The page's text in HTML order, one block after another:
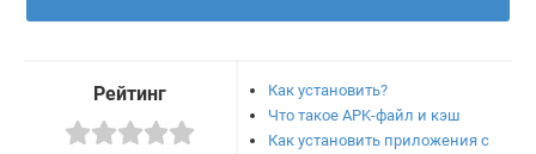
Рейтинг
Как установить?
Что такое APK-файл и кэш
Как установить приложения с